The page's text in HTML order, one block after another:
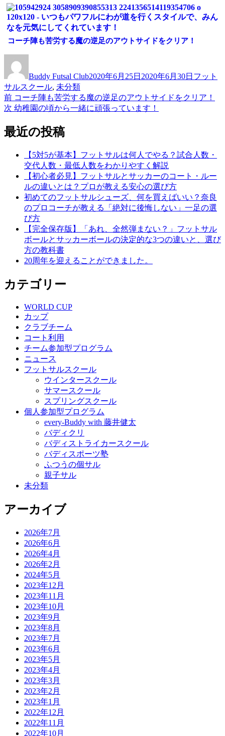
コーチ陣も苦労する魔の逆足のアウトサイドをクリア！
者
Buddy Futsal Club日:
2020年6月25日 2020年6月30日ゴ
ー
フット
サルスクール, 未分類
投
稿
ナ
前 前
の
稿:
コーチ陣も苦労する魔の逆足のアウトサイドをクリア！
次 次
投
稿:
幼稚園の頃から一緒に頑張っています！
最近の投稿
【5対5が基本】フットサルは何人でやる？試合人数・
交代人数・最低人数をわかりやすく解説
【初心者必見】フットサルとサッカーのコート・ルー
ルの違いとは？プロが教える安心の選び方
初めてのフットサルシューズ、何を買えばいい？奈良
のプロコーチが教える「絶対に後悔しない」一足の選
び方
【完全保存版】「あれ、全然弾まない？」フットサル
ボールとサッカーボールの決定的な3つの違いと、選び
方の教科書
20周年を迎えることができました。
カテゴリー
WORLD CUP
カップ
クラブチーム
コート利用
チーム参加型プログラム
ニュース
フットサルスクール
ウインタースクール
サマースクール
スプリングスクール
個人参加型プログラム
every-Buddy with 藤井健太
バディクリ
バディストライカースクール
バディスポーツ塾
ふつうの個サル
親子サル
未分類
アーカイブ
2026年7月
2026年6月
2026年4月
2026年2月
2024年5月
2023年12月
2023年11月
2023年10月
2023年9月
2023年8月
2023年7月
2023年6月
2023年5月
2023年4月
2023年3月
2023年2月
2023年1月
2022年12月
2022年11月
2022年10月